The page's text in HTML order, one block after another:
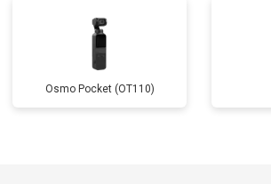
Osmo Pocket (OT110)